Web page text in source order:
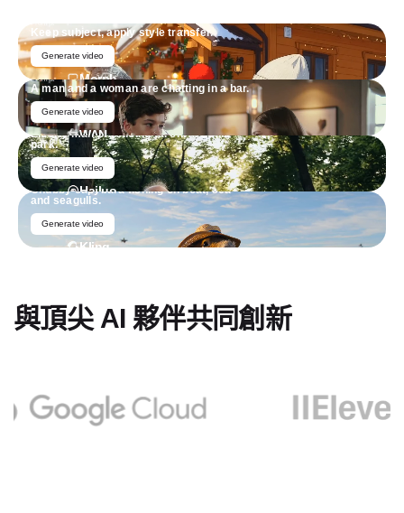
Morph
Prompt
Keep subject, apply style transfer.
Generate video
WAN
Prompt
A man and a woman are chatting in a bar.
Generate video
Hailuo
Prompt
Elderly man practicing tai chi in sunlit
park.
Generate video
Kling
Prompt
Chubby capybara fishing on boat, sea
and seagulls.
Generate video
與頂尖 AI 夥伴共同創新